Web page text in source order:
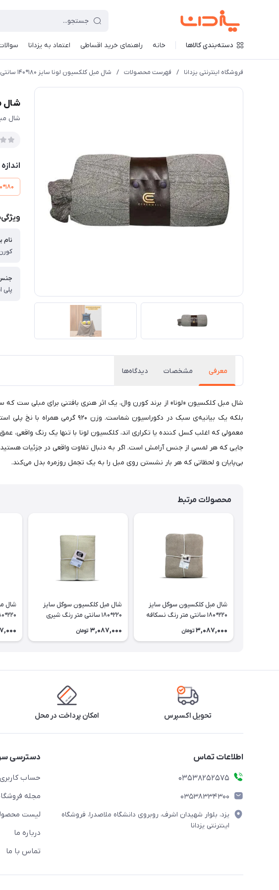
دسته‌بندی کالاها خانه راهنمای خرید اقساطی اعتماد به یزدانا
فروشگاه اینترنتی یزدانا / فهرست محصولات / شال مبل کلکسیون لونا سایز 180*140 سانتی متر رنگ نوک مدادی
شال مبل
شال مبل -
اندازه
180*140 سانتی متر
نام
معرفی مشخصات دیدگاه‌ها
بلکه یک بیانیه‌ی سبک در
معمولی که اغلب کسل کننده یا تکراری اند، کلکسیون لونا با تنها یک رنگ
جایی که هر لمسی از جنس آرامش است. اگر به دنبال تفاوت واقعی در جزئیات
بی‌پایان و لحظاتی که هر بار نشستن روی مبل را به یک تجمل روزمره بدل می‌کند.
محصولات مرتبط
شال مبل کلکسیون سوگل سایز
220*180 سانتی متر رنگ نسکافه
3,087,000 تومان
شال مبل کلکسیون سوگل سایز
220*180 سانتی متر رنگ شیری
3,087,000 تومان
شال
دریایی
تحویل اکسپرس امکان پرداخت در محل
اطلاعات تماس
03538252575
03538334300
یزد، بلوار شهیدان اشرف، روبروی دانشگاه ملاصدرا، فروشگاه
اینترنتی یزدانا
دسترسی
حساب کاربری
مجله
لیست
درباره ما
تماس با ما